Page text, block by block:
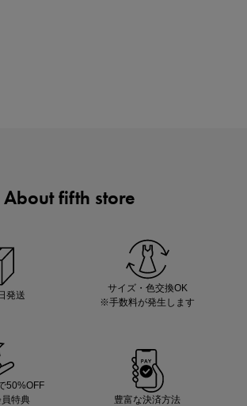
About fifth store
発送
サイズ・色交換OK
※手数料が発生します
50%OFF
特典
豊富な決済方法